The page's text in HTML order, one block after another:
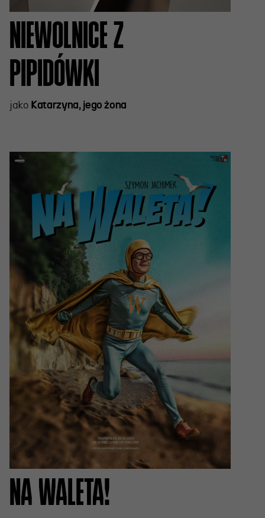
NIEWOLNICE Z
PIPIDÓWKI
jako Katarzyna, jego żona
NA WALETA!